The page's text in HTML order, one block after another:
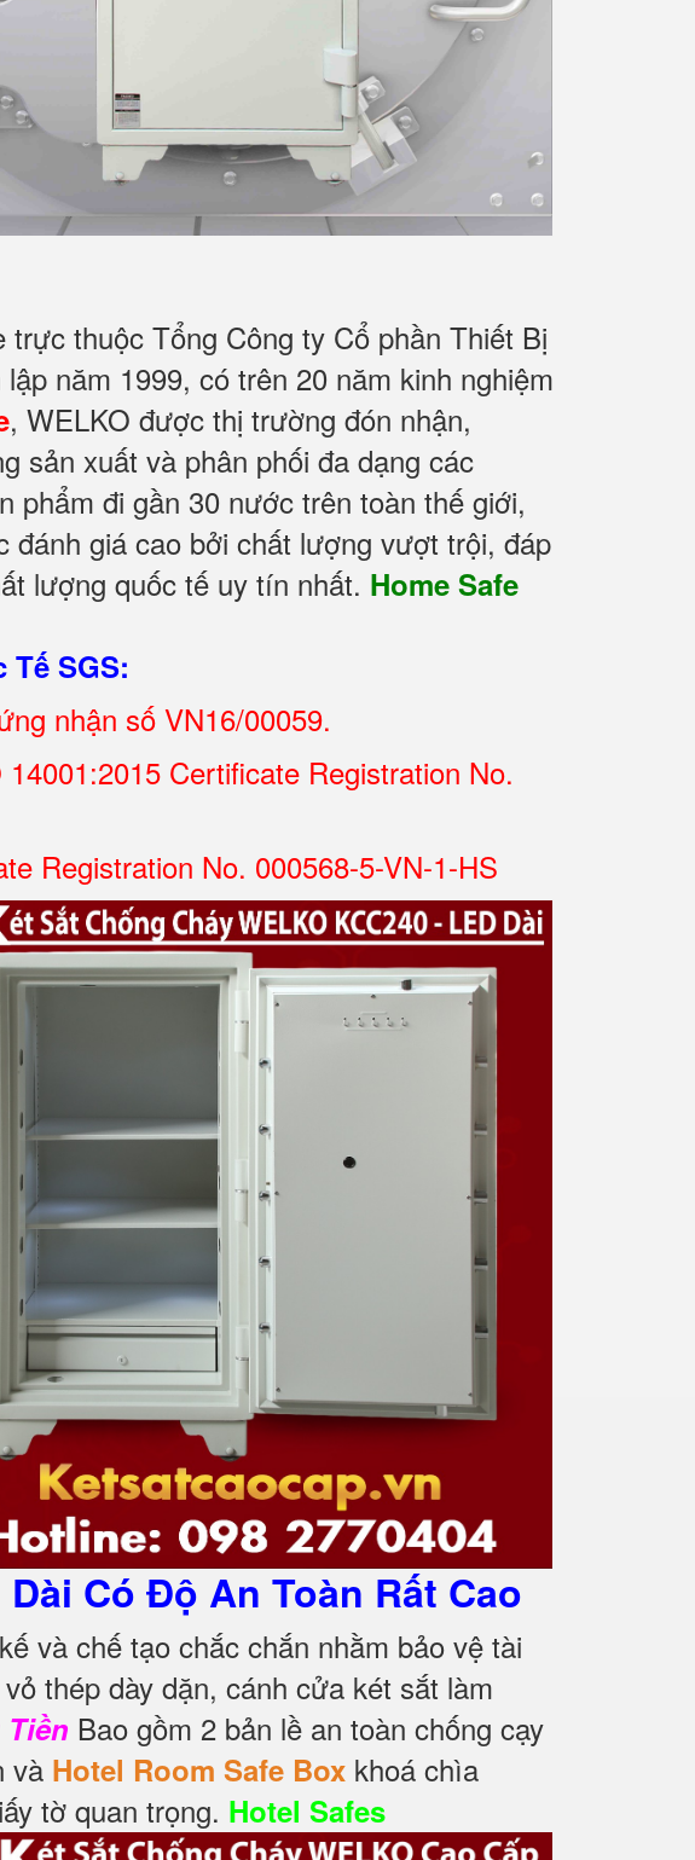
thuộc Tổng Công ty Cổ phần Thiết Bị
năm 1999, có trên 20 năm kinh nghiệm
, WELKO được thị trường đón nhận,
sản xuất và phân phối đa dạng các
phẩm đi gần 30 nước trên toàn thế giới,
giá cao bởi chất lượng vượt trội, đáp
lượng quốc tế uy tín nhất. Home Safe
SGS:
nhận số VN16/00059.
Certificate Registration No.
Registration No. 000568-5-VN-1-HS
Có Độ An Toàn Rất Cao
và chế tạo chắc chắn nhằm bảo vệ tài
thép dày dặn, cánh cửa két sắt làm
Bao gồm 2 bản lề an toàn chống cạy
và Hotel Room Safe Box khoá chìa
tờ quan trọng. Hotel Safes